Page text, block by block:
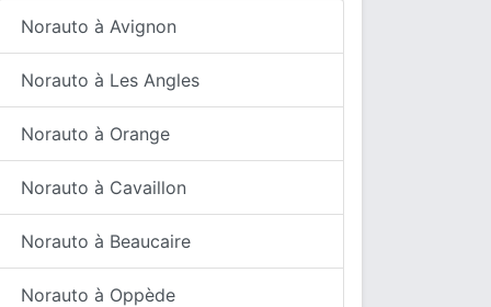
Norauto à Avignon
Norauto à Les Angles
Norauto à Orange
Norauto à Cavaillon
Norauto à Beaucaire
Norauto à Oppède